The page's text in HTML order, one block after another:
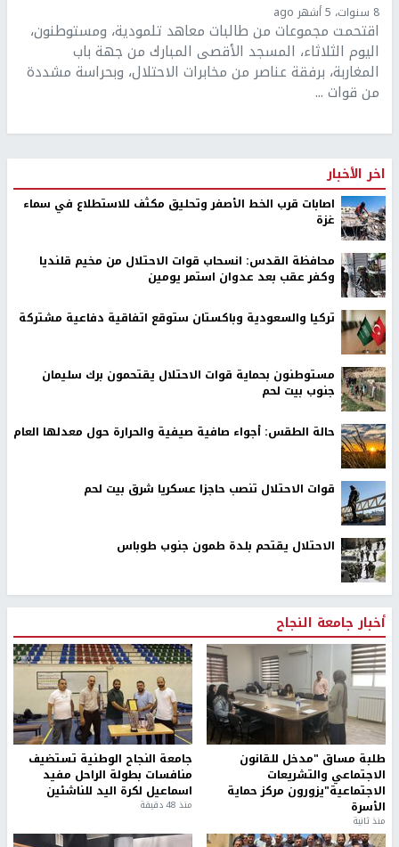
8 سنوات، 5 أشهر ago
اقتحمت مجموعات من طالبات معاهد تلمودية، ومستوطنون،
اليوم الثلاثاء، المسجد الأقصى المبارك من جهة باب
المغاربة، برفقة عناصر من مخابرات الاحتلال، وبحراسة مشددة
من قوات ...
اخر الأخبار
اصابات قرب الخط الأصفر وتحليق مكثف للاستطلاع في سماء
غزة
محافظة القدس: انسحاب قوات الاحتلال من مخيم قلنديا
وكفر عقب بعد عدوان استمر يومين
تركيا والسعودية وباكستان ستوقع اتفاقية دفاعية مشتركة
مستوطنون بحماية قوات الاحتلال يقتحمون برك سليمان
جنوب بيت لحم
حالة الطقس: أجواء صافية صيفية والحرارة حول معدلها العام
قوات الاحتلال تنصب حاجزا عسكريا شرق بيت لحم
الاحتلال يقتحم بلدة طمون جنوب طوباس
أخبار جامعة النجاح
طلبة مساق "مدخل للقانون
الاجتماعي والتشريعات
الاجتماعية"يزورون مركز حماية
الأسرة
منذ ثانية
جامعة النجاح الوطنية تستضيف
منافسات بطولة الراحل مفيد
اسماعيل لكرة اليد للناشئين
منذ 48 دقيقة